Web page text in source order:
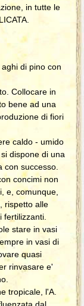
in tutte le
di pino con
Collocare in
bene ad una
di fiori
caldo - umido
dispone di una
successo.
concimi non
e, comunque,
rispetto alle
stare in vasi
in vasi di
quasi
rinvasare e'
tropicale, l'A.